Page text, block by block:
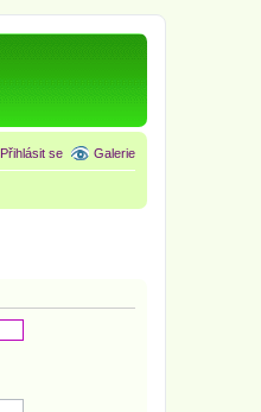
Galerie
Přihlásit se